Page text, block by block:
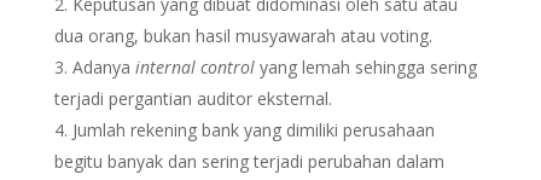
dua orang, bukan hasil musyawarah atau voting.
Adanya internal controlyang lemah sehingga sering
terjadi pergantian auditor eksternal.
Jumlah rekening bank yang dimiliki perusahaan
begitu banyak dan sering terjadi perubahan dalam